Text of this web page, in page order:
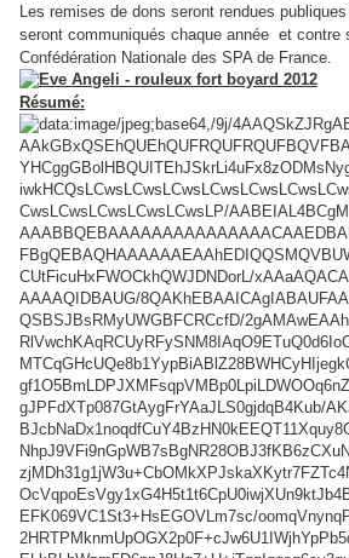
Les remises de dons seront rendues
seront communiqués chaque année et contre
Confédération Nationale des SPA de France.
Résumé: